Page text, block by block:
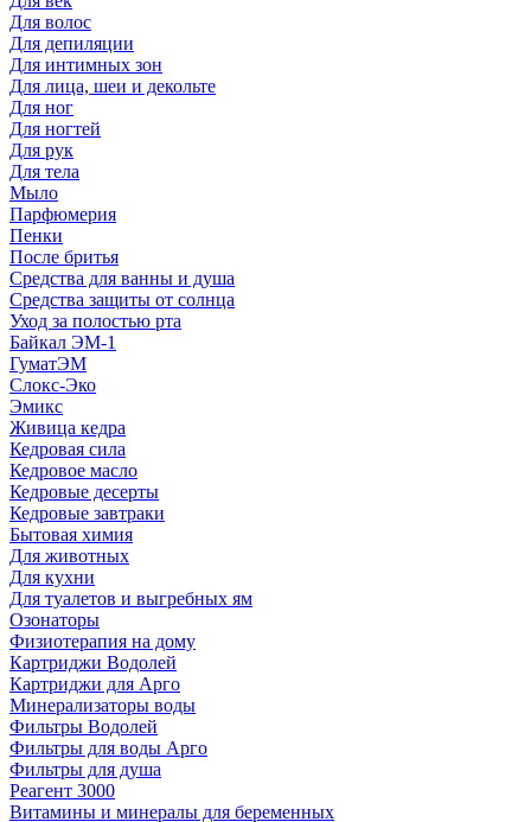
Для волос
Для депиляции
Для интимных зон
Для лица, шеи и декольте
Для ног
Для ногтей
Для рук
Для тела
Мыло
Парфюмерия
Пенки
После бритья
Средства для ванны и душа
Средства защиты от солнца
Уход за полостью рта
Байкал ЭМ-1
ГуматЭМ
Слокс-Эко
Эмикс
Живица кедра
Кедровая сила
Кедровое масло
Кедровые десерты
Кедровые завтраки
Бытовая химия
Для животных
Для кухни
Для туалетов и выгребных ям
Озонаторы
Физиотерапия на дому
Картриджи Водолей
Картриджи для Арго
Минерализаторы воды
Фильтры Водолей
Фильтры для воды Арго
Фильтры для душа
Реагент 3000
Витамины и минералы для беременных